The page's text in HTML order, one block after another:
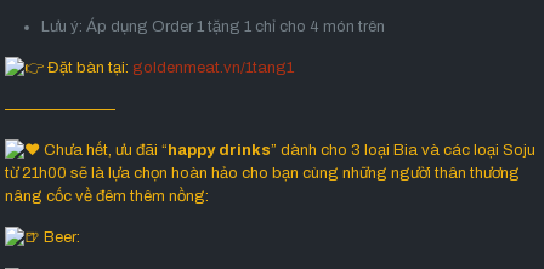
Lưu ý: Áp dụng Order 1 tặng 1 chỉ cho 4 món trên
Đặt bàn tại: goldenmeat.vn/1tang1
———————
Chưa hết, ưu đãi “happy drinks” dành cho 3 loại Bia và các loại Soju
từ 21h00 sẽ là lựa chọn hoàn hảo cho bạn cùng những người thân thương
nâng cốc về đêm thêm nồng:
Beer: